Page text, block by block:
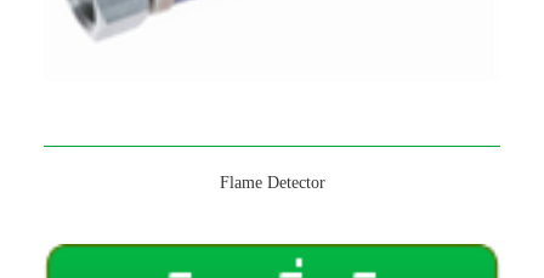
Flame Detector